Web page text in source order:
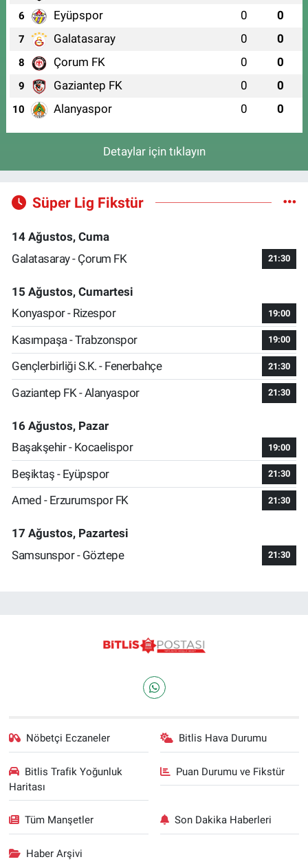
6 Eyüpspor 0 0
7 Galatasaray 0 0
8 Çorum FK 0 0
9 Gaziantep FK 0 0
10 Alanyaspor 0 0
Detaylar için tıklayın
Süper Lig Fikstür
14 Ağustos, Cuma
Galatasaray - Çorum FK
21:30
15 Ağustos, Cumartesi
Konyaspor - Rizespor
19:00
Kasımpaşa - Trabzonspor 19:00
Gençlerbirliği S.K. - Fenerbahçe 21:30
Gaziantep FK - Alanyaspor 21:30
16 Ağustos, Pazar
Başakşehir - Kocaelispor
19:00
Beşiktaş - Eyüpspor 21:30
Amed - Erzurumspor FK 21:30
17 Ağustos, Pazartesi
Samsunspor - Göztepe
21:30
Nöbetçi Eczaneler Bitlis Hava Durumu
Bitlis Trafik Yoğunluk
Haritası
Puan Durumu ve Fikstür
Tüm Manşetler Son Dakika Haberleri
Haber Arşivi